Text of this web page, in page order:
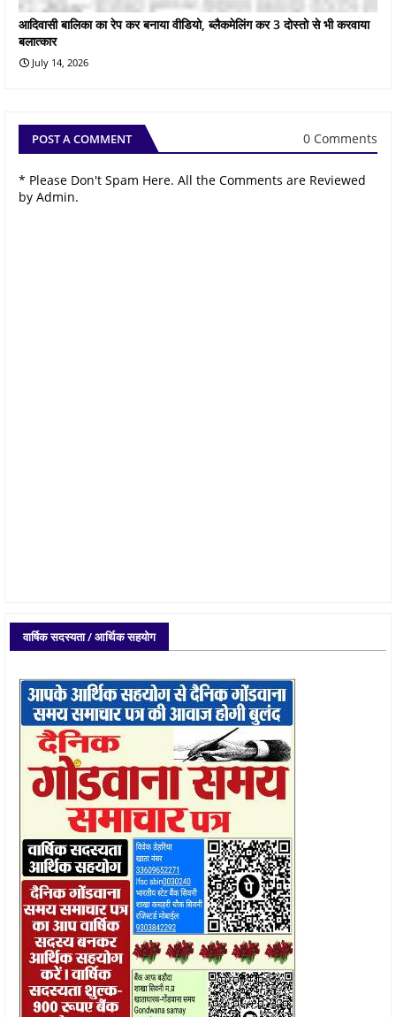
आदिवासी बालिका का रेप कर बनाया वीडियो, ब्लैकमेलिंग कर 3 दोस्तो से भी करवाया
बलात्कार
July 14, 2026
POST A COMMENT 0 Comments
* Please Don't Spam Here. All the Comments are Reviewed
by Admin.
वार्षिक सदस्यता / आर्थिक सहयोग